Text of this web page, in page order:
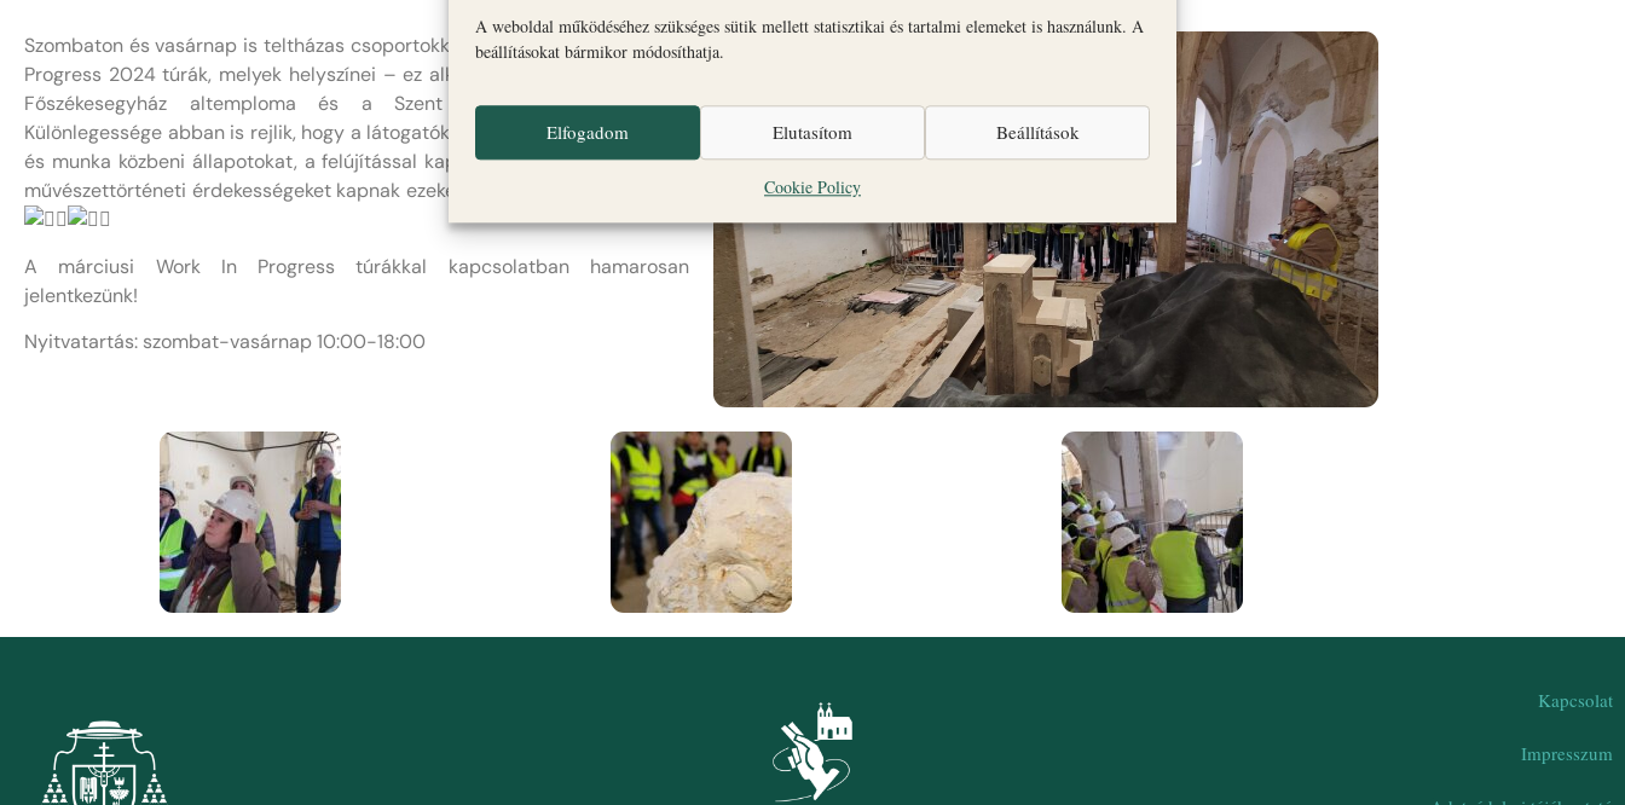
A weboldal működéséhez szükséges sütik mellett statisztikai és tartalmi elemeket is használunk. A
beállításokat bármikor módosíthatja.
Elfogadom Elutasítom Beállítások
Cookie Policy
Szombaton és vasárnap is teltházas csoportokkal startoltak a
Work In
Progress 2024 túrák, melyek helyszínei – ez alkalommal – a Szent Mihály
Főszékesegyház altemploma és a Szent Imre Templom voltak.
Különlegessége abban is rejlik, hogy a látogatók munkaterületre lépnek be,
és munka közbeni állapotokat, a felújítással kapcsolatos információkat és
művészettörténeti érdekességeket kapnak ezeken a kivételes helyszíneken.
A márciusi Work In Progress túrákkal kapcsolatban hamarosan
jelentkezünk!
Nyitvatartás: szombat-vasárnap 10:00-18:00
Kapcsolat
Impresszum